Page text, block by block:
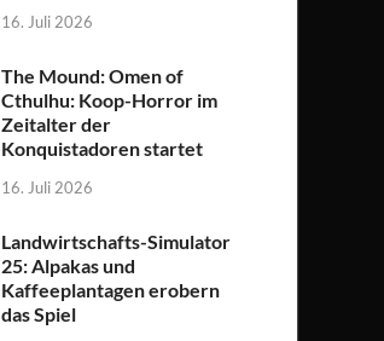
16. Juli 2026
The Mound: Omen of
Cthulhu: Koop-Horror im
Zeitalter der
Konquistadoren startet
16. Juli 2026
Landwirtschafts-Simulator
25: Alpakas und
Kaffeeplantagen erobern
das Spiel